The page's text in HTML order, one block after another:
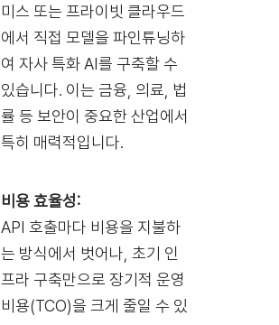
미스 또는 프라이빗 클라우드
에서 직접 모델을 파인튜닝하
여 자사 특화 AI를 구축할 수
있습니다. 이는 금융, 의료, 법
률 등 보안이 중요한 산업에서
특히 매력적입니다.
비용 효율성:
API 호출마다 비용을 지불하
는 방식에서 벗어나, 초기 인
프라 구축만으로 장기적 운영
비용(TCO)을 크게 줄일 수 있